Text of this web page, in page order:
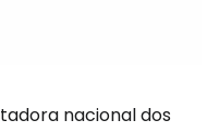
nacional dos